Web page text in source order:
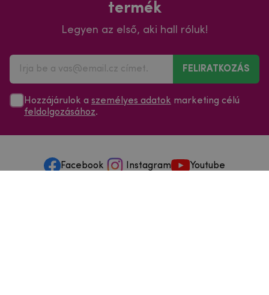
termék
Legyen az első, aki hall róluk!
FELIRATKOZÁS
Hozzájárulok a személyes adatok marketing célú
feldolgozásához.
Facebook Instagram Youtube